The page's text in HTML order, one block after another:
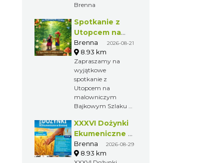
Brenna
Spotkanie z
Utopcem na
Bajkowym
Szlaku
Brenna 2026-08-21
8.93 km
Zapraszamy na
wyjątkowe
spotkanie z
Utopcem na
malowniczym
Bajkowym Szlaku w
XXXVI Dożynki
Ekumeniczne -
barwny
korowód, m.in.:
Brenna 2026-08-29
8.93 km